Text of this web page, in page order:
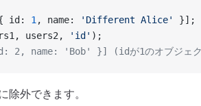
id: 1 , name: 'Different Alice'
}];
users2, 'id' );
name: 'Bob' }] (idが1のオブジェク
除外できます。